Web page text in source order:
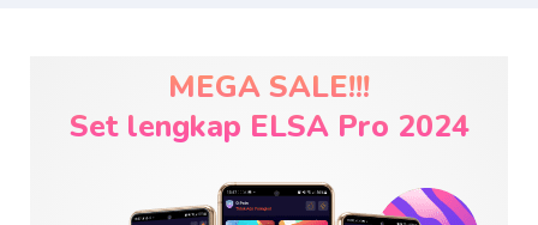
MEGA SALE!!!
Set lengkap ELSA Pro 2024